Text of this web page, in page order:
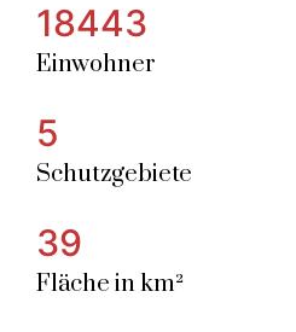
18443
Einwohner
5
Schutzgebiete
39
Fläche in km²